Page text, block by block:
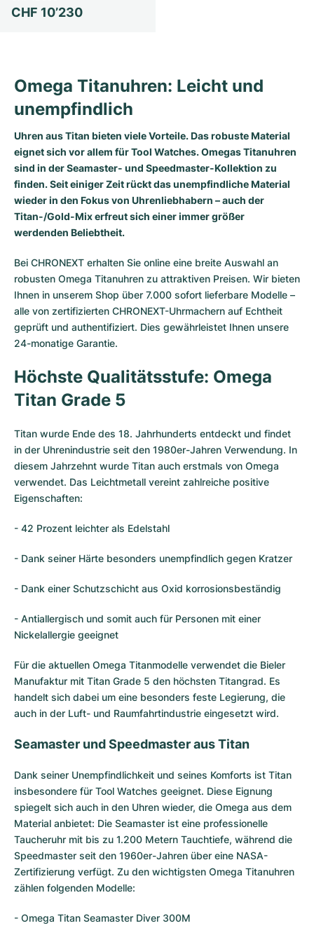
Milgauss
Yacht-Master
Yacht-Master II
Sea-Dweller
Sky-Dweller
Submariner
Damenuhren
Ronde
Crash
Pasha
Tortue
Baignoire
Ballon Blanc
Gebraucht
Damenuhren
Professional
Transocean
Cockpit
Chronospace
Super Avenger
Galactic
Gebraucht
Damenuhren
Formula 1
Gebraucht
Damenuhren
Portofino
Da Vinci
Aquatimer
Spitfire
GST
Vintage
Spirit of Big Bang
Gebraucht
CHF 10’230
Omega Titanuhren: Leicht und
unempfindlich
Uhren aus Titan bieten viele Vorteile. Das robuste Material
eignet sich vor allem für Tool Watches. Omegas Titanuhren
sind in der Seamaster- und Speedmaster-Kollektion zu
finden. Seit einiger Zeit rückt das unempfindliche Material
wieder in den Fokus von Uhrenliebhabern – auch der
Titan-/Gold-Mix erfreut sich einer immer größer
werdenden Beliebtheit.
Bei CHRONEXT erhalten Sie online eine breite Auswahl an
robusten Omega Titanuhren zu attraktiven Preisen. Wir bieten
Ihnen in unserem Shop über 7.000 sofort lieferbare Modelle –
alle von zertifizierten CHRONEXT-Uhrmachern auf Echtheit
geprüft und authentifiziert. Dies gewährleistet Ihnen unsere
24-monatige Garantie.
Höchste Qualitätsstufe: Omega
Titan Grade 5
Titan wurde Ende des 18. Jahrhunderts entdeckt und findet
in der Uhrenindustrie seit den 1980er-Jahren Verwendung. In
diesem Jahrzehnt wurde Titan auch erstmals von Omega
verwendet. Das Leichtmetall vereint zahlreiche positive
Eigenschaften:
- 42 Prozent leichter als Edelstahl
- Dank seiner Härte besonders unempfindlich gegen Kratzer
- Dank einer Schutzschicht aus Oxid korrosionsbeständig
- Antiallergisch und somit auch für Personen mit einer
Nickelallergie geeignet
Für die aktuellen Omega Titanmodelle verwendet die Bieler
Manufaktur mit Titan Grade 5 den höchsten Titangrad. Es
handelt sich dabei um eine besonders feste Legierung, die
auch in der Luft- und Raumfahrtindustrie eingesetzt wird.
Seamaster und Speedmaster aus Titan
Dank seiner Unempfindlichkeit und seines Komforts ist Titan
insbesondere für Tool Watches geeignet. Diese Eignung
spiegelt sich auch in den Uhren wieder, die Omega aus dem
Material anbietet: Die Seamaster ist eine professionelle
Taucheruhr mit bis zu 1.200 Metern Tauchtiefe, während die
Speedmaster seit den 1960er-Jahren über eine NASA-
Zertifizierung verfügt. Zu den wichtigsten Omega Titanuhren
zählen folgenden Modelle:
- Omega Titan Seamaster Diver 300M